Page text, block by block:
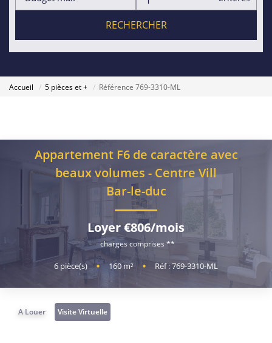
RECHERCHER
Accueil 5 pièces et + Référence 769-3310-ML
Appartement F6 de caractère avec
beaux volumes - Centre Vill
Bar-le-duc
Loyer €806/mois
charges comprises **
6 pièce(s) • 160m² • Réf : 769-3310-ML
A Louer Visite Virtuelle